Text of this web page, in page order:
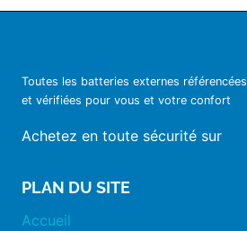
Toutes les batteries externes référencées
et vérifiées pour vous et votre confort
Achetez en toute sécurité sur
PLAN DU SITE
Accueil